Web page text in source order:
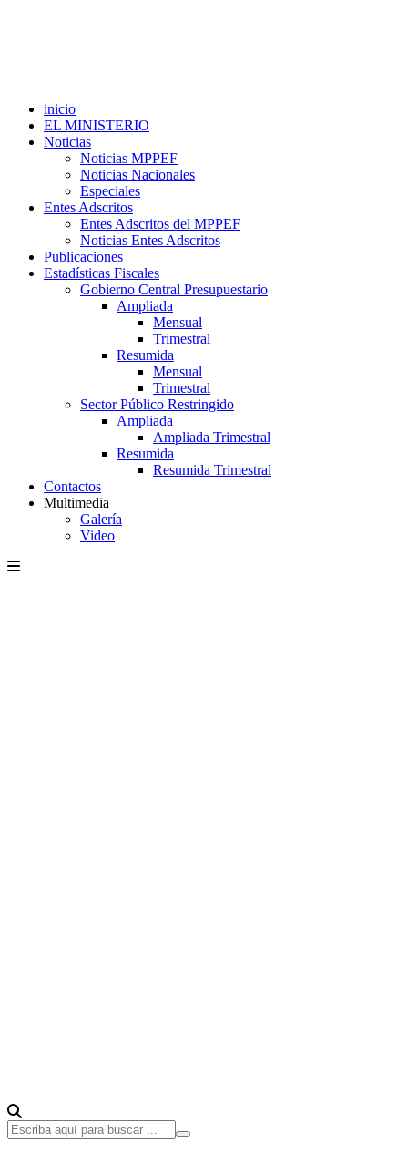
inicio
EL MINISTERIO
Noticias
Noticias MPPEF
Noticias Nacionales
Especiales
Entes Adscritos
Entes Adscritos del MPPEF
Noticias Entes Adscritos
Publicaciones
Estadísticas Fiscales
Gobierno Central Presupuestario
Ampliada
Mensual
Trimestral
Resumida
Mensual
Trimestral
Sector Público Restringido
Ampliada
Ampliada Trimestral
Resumida
Resumida Trimestral
Contactos
Multimedia
Galería
Video